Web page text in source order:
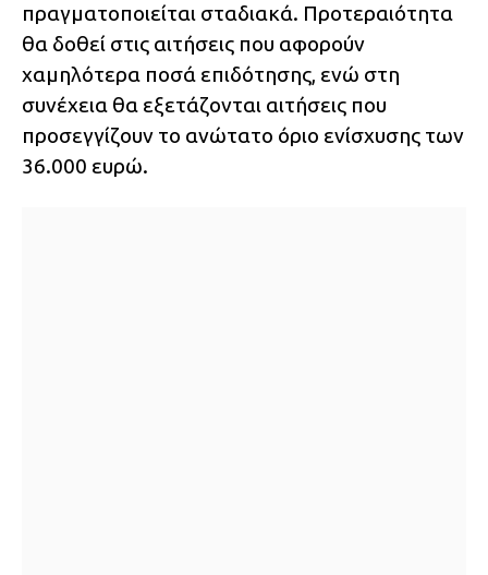
πραγματοποιείται σταδιακά. Προτεραιότητα
θα δοθεί στις αιτήσεις που αφορούν
χαμηλότερα ποσά επιδότησης, ενώ στη
συνέχεια θα εξετάζονται αιτήσεις που
προσεγγίζουν το ανώτατο όριο ενίσχυσης των
36.000 ευρώ.